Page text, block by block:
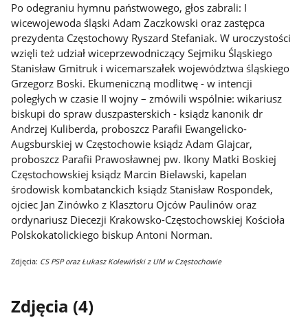
Po odegraniu hymnu państwowego, głos zabrali: I
wicewojewoda śląski Adam Zaczkowski oraz zastępca
prezydenta Częstochowy Ryszard Stefaniak. W uroczystości
wzięli też udział wiceprzewodniczący Sejmiku Śląskiego
Stanisław Gmitruk i wicemarszałek województwa śląskiego
Grzegorz Boski. Ekumeniczną modlitwę - w intencji
poległych w czasie II wojny – zmówili wspólnie: wikariusz
biskupi do spraw duszpasterskich - ksiądz kanonik dr
Andrzej Kuliberda, proboszcz Parafii Ewangelicko-
Augsburskiej w Częstochowie ksiądz Adam Glajcar,
proboszcz Parafii Prawosławnej pw. Ikony Matki Boskiej
Częstochowskiej ksiądz Marcin Bielawski, kapelan
środowisk kombatanckich ksiądz Stanisław Rospondek,
ojciec Jan Zinówko z Klasztoru Ojców Paulinów oraz
ordynariusz Diecezji Krakowsko-Częstochowskiej Kościoła
Polskokatolickiego biskup Antoni Norman.
Zdjęcia: CS PSP oraz Łukasz Kolewiński z UM w Częstochowie
Zdjęcia (4)